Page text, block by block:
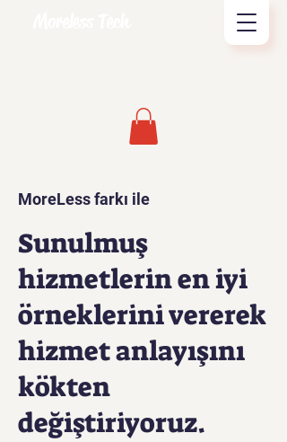
MoreLess farkı ile
Sunulmuş
hizmetlerin en iyi
örneklerini vererek
hizmet anlayışını
kökten
değiştiriyoruz.